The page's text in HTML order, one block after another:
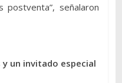
señalaron
un invitado especial